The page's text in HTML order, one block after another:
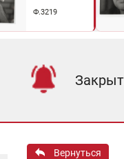
Ф.3219
Вернуться